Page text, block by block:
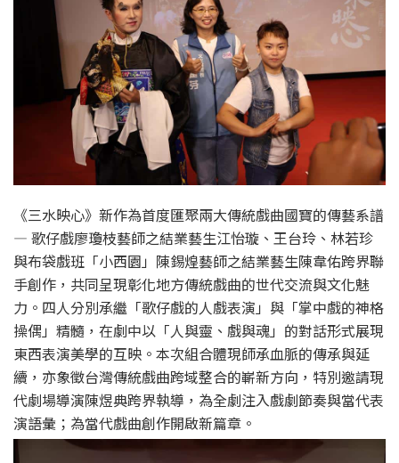
《三水映心》新作為首度匯聚兩大傳統戲曲國寶的傳藝系譜
— 歌仔戲廖瓊枝藝師之結業藝生江怡璇、王台玲、林若珍
與布袋戲班「小西園」陳錫煌藝師之結業藝生陳韋佑跨界聯
手創作，共同呈現彰化地方傳統戲曲的世代交流與文化魅
力。四人分別承繼「歌仔戲的人戲表演」與「掌中戲的神格
操偶」精髓，在劇中以「人與靈、戲與魂」的對話形式展現
東西表演美學的互映。本次組合體現師承血脈的傳承與延
續，亦象徵台灣傳統戲曲跨域整合的嶄新方向，特別邀請現
代劇場導演陳煜典跨界執導，為全劇注入戲劇節奏與當代表
演語彙；為當代戲曲創作開啟新篇章。